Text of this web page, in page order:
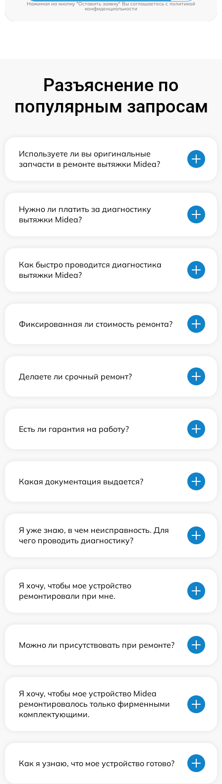
Нажимая на кнопку "Оставить заявку" Вы соглашаетесь cполитикой
конфиденциальности
Разъяснение по
популярным запросам
Используете ли вы оригинальные
запчасти в ремонте вытяжки Midea?
Нужно ли платить за диагностику
вытяжки Midea?
Как быстро проводится диагностика
вытяжки Midea?
Фиксированная ли стоимость ремонта?
Делаете ли срочный ремонт?
Есть ли гарантия на работу?
Какая документация выдается?
Я уже знаю, в чем неисправность. Для
чего проводить диагностику?
Я хочу, чтобы мое устройство
ремонтировали при мне.
Можно ли присутствовать при ремонте?
Я хочу, чтобы мое устройство Midea
ремонтировалось только фирменными
комплектующими.
Как я узнаю, что мое устройство готово?